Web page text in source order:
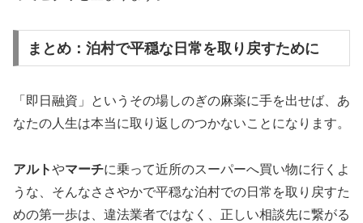
まとめ：泊村で平穏な日常を取り戻すために
「即日融資」というその場しのぎの麻薬に手を出せば、あ
なたの人生は本当に取り返しのつかないことになります。
アルトやマーチに乗って近所のスーパーへ買い物に行くよ
うな、そんなささやかで平穏な泊村での日常を取り戻すた
めの第一歩は、違法業者ではなく、正しい相談先に繋がる